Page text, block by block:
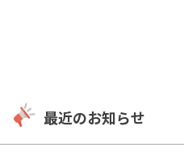
最近のお知らせ